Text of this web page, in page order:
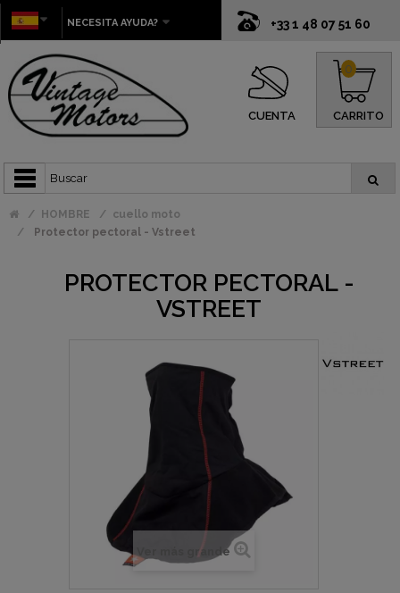
+33 1 48 07 51 60
NECESITA AYUDA?
CUENTA CARRITO
0
HOMBRE
cuello moto
Protector pectoral - Vstreet
PROTECTOR PECTORAL -
VSTREET
Ver más grande